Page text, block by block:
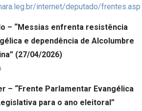
internet/deputado/frentes.asp
– “Messias enfrenta resistência
e dependência de Alcolumbre
(27/04/2026)
– “Frente Parlamentar Evangélica
para o ano eleitoral”